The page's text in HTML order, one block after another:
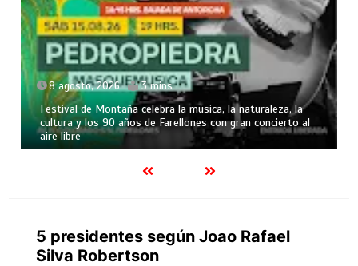
8 agosto, 2026 3 mins
Festival de Montaña celebra la música, la naturaleza, la
cultura y los 90 años de Farellones con gran concierto al
aire libre
5 presidentes según Joao Rafael
Silva Robertson